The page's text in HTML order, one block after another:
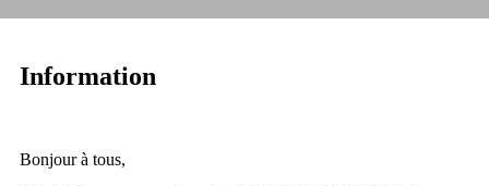
Information
Bonjour à tous,